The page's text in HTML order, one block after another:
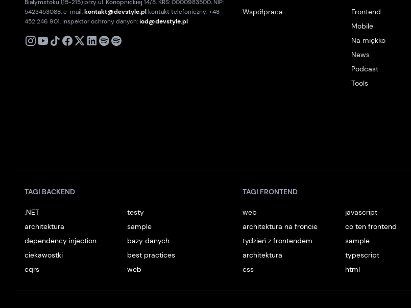
Białymstoku (15-215) przy ul. Konopnickiej 14/8, KRS: 0000983500, NIP:
5423453088. e-mail:kontakt@devstyle.plkontakt telefoniczny: +48
452 246 901. Inspektor ochrony danych:iod@devstyle.pl
X
Współpraca
Frontend
Mobile
Na miękko
News
Podcast
Tools
TAGI BACKEND
.NET
testy
architektura
sample
dependency injection
bazy danych
ciekawostki
best practices
cqrs
web
TAGI FRONTEND
web
javascript
architektura na froncie
co ten frontend
tydzień z frontendem
sample
architektura
typescript
css
html